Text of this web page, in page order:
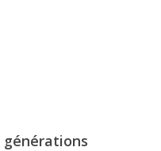
générations